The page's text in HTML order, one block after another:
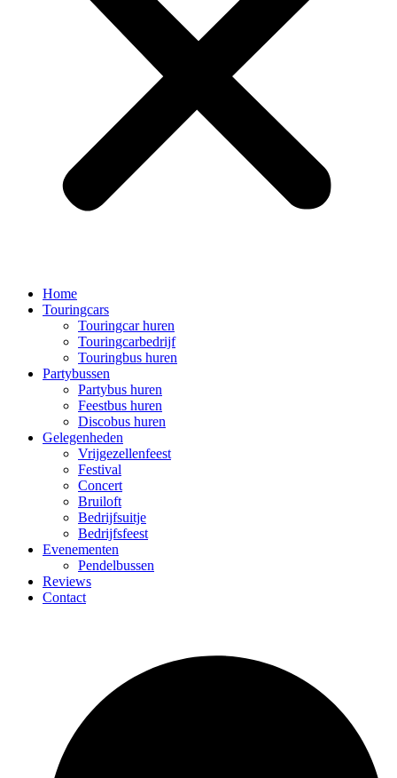
Home
Touringcars
Touringcar huren
Touringcarbedrijf
Touringbus huren
Partybussen
Partybus huren
Feestbus huren
Discobus huren
Gelegenheden
Vrijgezellenfeest
Festival
Concert
Bruiloft
Bedrijfsuitje
Bedrijfsfeest
Evenementen
Pendelbussen
Reviews
Contact